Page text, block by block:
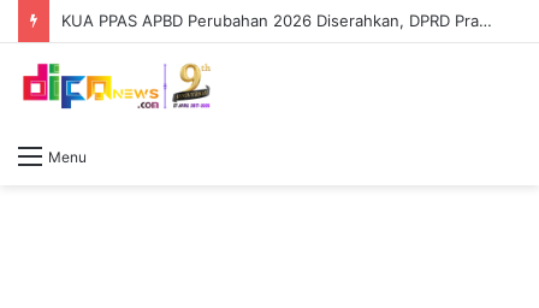
KUA PPAS APBD Perubahan 2026 Diserahkan, DPRD Prabumulih Segera Bahas
Menu